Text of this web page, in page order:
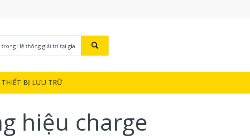
trong Hệ thống giải trí tại gia
THIẾT BỊ LƯU TRỮ
hiệu charge